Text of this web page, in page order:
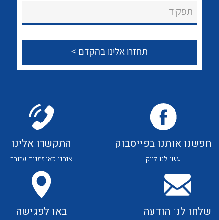
צור קשר
לכל מוצרי היצרן לכל מוצרי היצרן
תפקיד
חפשנו אותנו בפייסבוק
עשו לנו לייק
התקשרו אלינו
אנחנו כאן זמנים עבורך
שלחו לנו הודעה באו לפגישה